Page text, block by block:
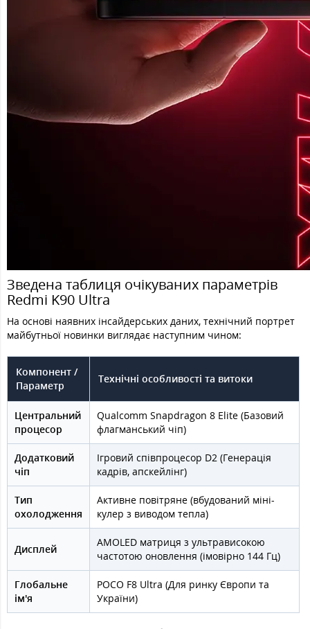
Зведена таблиця очікуваних параметрів
Redmi K90 Ultra
На основі наявних інсайдерських даних, технічний портрет
майбутньої новинки виглядає наступним чином:
Компонент /
Параметр
Технічні особливості та витоки
Центральний
процесор
Qualcomm Snapdragon 8 Elite (Базовий
флагманський чіп)
Додатковий
чіп
Ігровий співпроцесор D2 (Генерація
кадрів, апскейлінг)
Тип
охолодження
Активне повітряне (вбудований міні-
кулер з виводом тепла)
Дисплей
AMOLED матриця з ультрависокою
частотою оновлення (імовірно 144 Гц)
Глобальне
ім'я
POCO F8 Ultra (Для ринку Європи та
України)